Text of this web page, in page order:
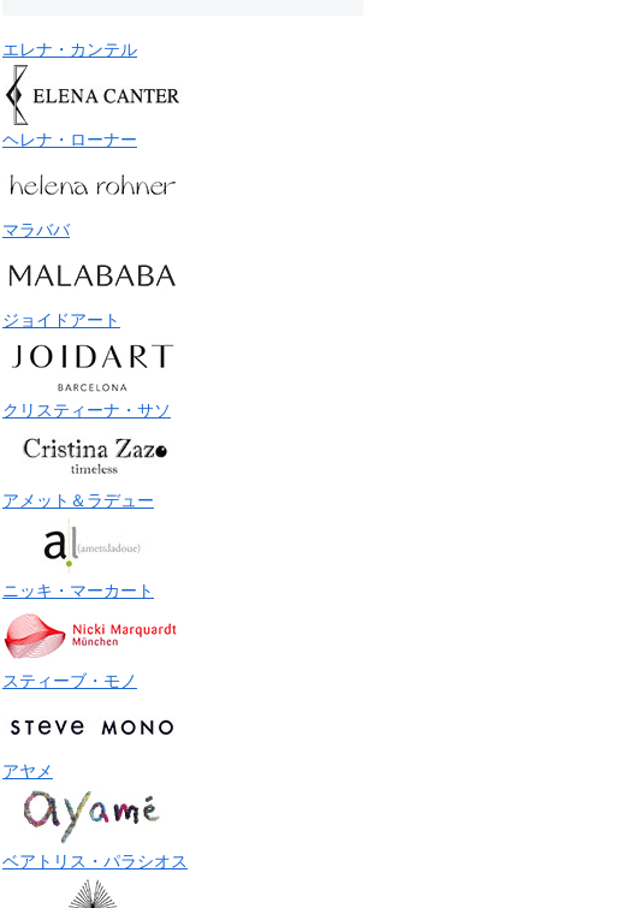
エレナ・カンテル
ヘレナ・ローナー
マラババ
ジョイドアート
クリスティーナ・サソ
アメット＆ラデュー
ニッキ・マーカート
スティーブ・モノ
アヤメ
ベアトリス・パラシオス